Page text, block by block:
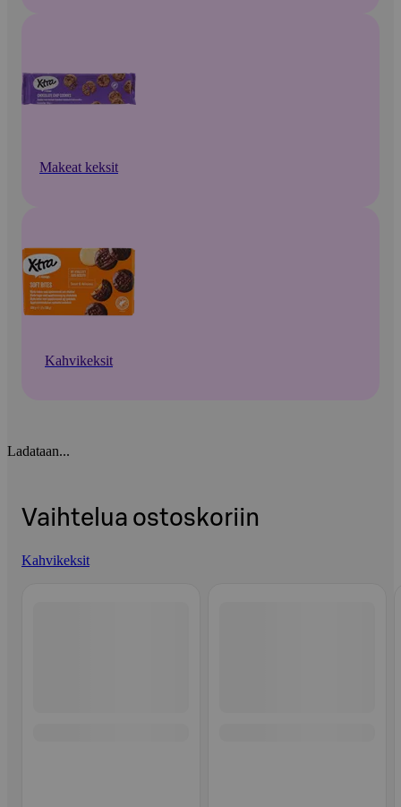
Makeat keksit
Kahvikeksit
Ladataan...
Vaihtelua ostoskoriin
Kahvikeksit